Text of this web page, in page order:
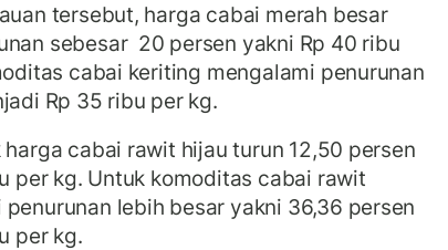
tersebut, harga cabai merah besar
sebesar 20 persen yakni Rp 40 ribu
cabai keriting mengalami penurunan
Rp 35 ribu per kg.
harga cabai rawit hijau turun 12,50 persen
per kg. Untuk komoditas cabai rawit
lebih besar yakni 36,36 persen
per kg.